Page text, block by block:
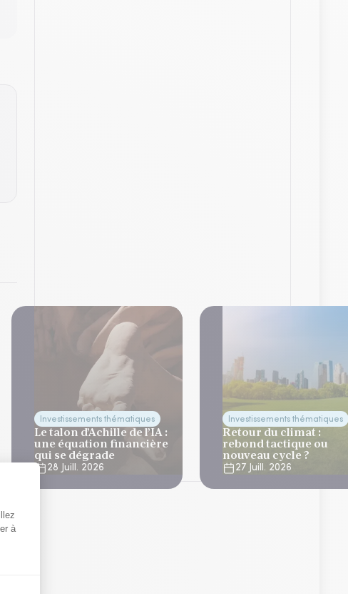
Investissements thématiques
Le talon d’Achille de l’IA :
une équation financière
qui se dégrade
28 Juill. 2026
Investissements thématiques
Retour du climat :
rebond tactique ou
nouveau cycle ?
27 Juill. 2026